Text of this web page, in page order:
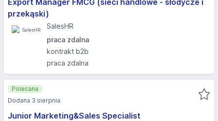
Export Manager FMCG (sieci handlowe - słodycze i
przekąski)
SalesHR
praca zdalna
kontrakt b2b
praca zdalna
Junior Marketing&Sales Specialist
Polecana
Dodana 3 sierpnia